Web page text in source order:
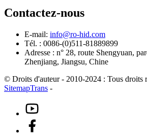
Contactez-nous
E-mail: info@ro-hid.com
Tél. : 0086-(0)511-81889899
Adresse : n° 28, route Shengyuan,
Zhenjiang, Jiangsu, Chine
© Droits d'auteur - 2010-2024 : Tous droits
SitemapTrans -